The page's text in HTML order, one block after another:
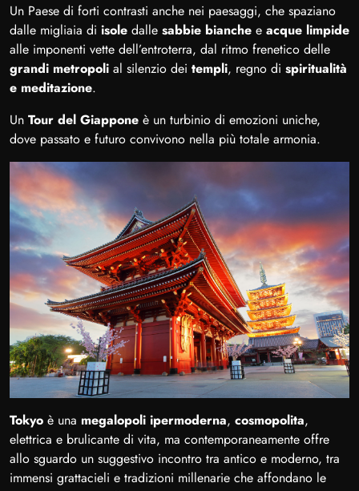
Un Paese di forti contrasti anche nei paesaggi, che spaziano
dalle migliaia di isole dalle sabbie bianche e acque limpide
alle imponenti vette dell’entroterra, dal ritmo frenetico delle
grandi metropoli al silenzio dei templi, regno di spiritualità
e meditazione.
Un Tour del Giappone è un turbinio di emozioni uniche,
dove passato e futuro convivono nella più totale armonia.
Tokyo è una megalopoli ipermoderna, cosmopolita,
elettrica e brulicante di vita, ma contemporaneamente offre
allo sguardo un suggestivo incontro tra antico e moderno, tra
immensi grattacieli e tradizioni millenarie che affondano le